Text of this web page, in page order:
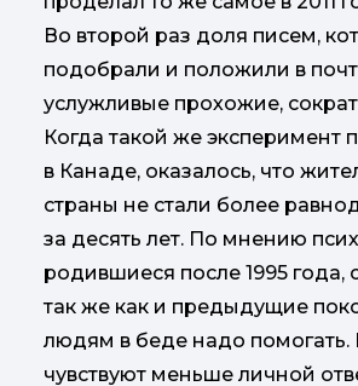
Во второй раз доля писем,
подобрали и положили в
услужливые прохожие,
Когда такой же эксперимент
в Канаде, оказалось, что
страны не стали более
за десять лет. По мнению
родившиеся после 1995 года,
так же как и предыдущие
людям в беде надо помогать.
чувствуют меньше личной